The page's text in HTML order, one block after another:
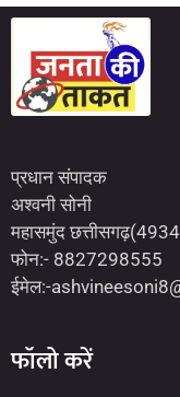
प्रधान संपादक
अश्वनी सोनी
महासमुंद
फोन:- 8827298555
ईमेल:-
फॉलो करें